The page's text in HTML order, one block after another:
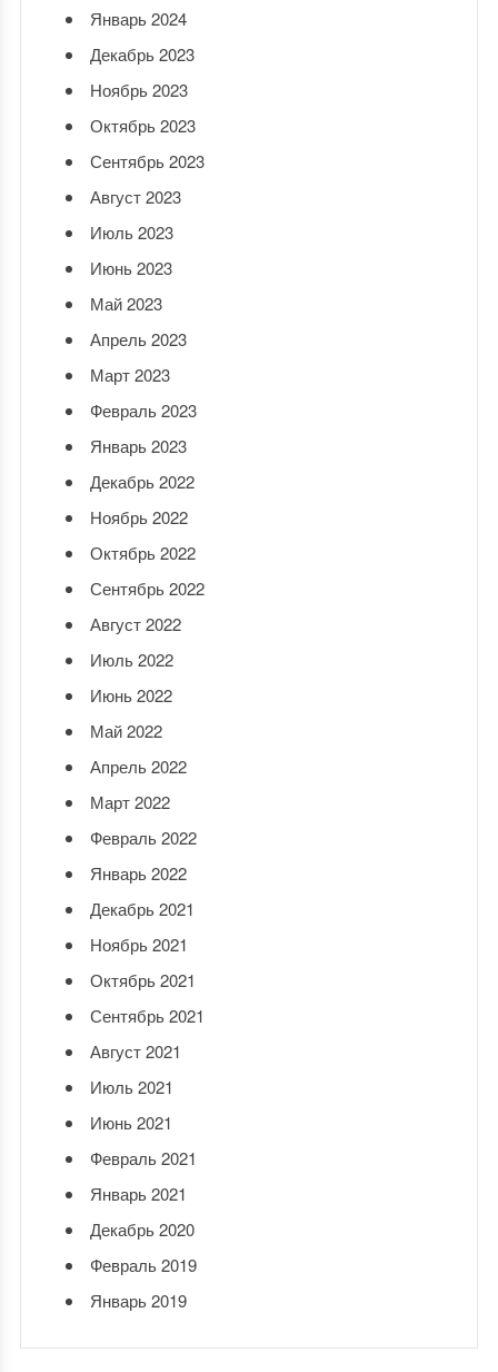
Январь 2024
Декабрь 2023
Ноябрь 2023
Октябрь 2023
Сентябрь 2023
Август 2023
Июль 2023
Июнь 2023
Май 2023
Апрель 2023
Март 2023
Февраль 2023
Январь 2023
Декабрь 2022
Ноябрь 2022
Октябрь 2022
Сентябрь 2022
Август 2022
Июль 2022
Июнь 2022
Май 2022
Апрель 2022
Март 2022
Февраль 2022
Январь 2022
Декабрь 2021
Ноябрь 2021
Октябрь 2021
Сентябрь 2021
Август 2021
Июль 2021
Июнь 2021
Февраль 2021
Январь 2021
Декабрь 2020
Февраль 2019
Январь 2019